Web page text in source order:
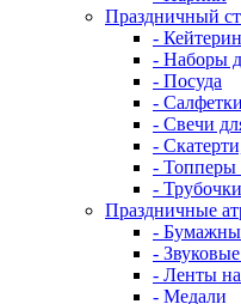
Праздничный
-
- Наборы
- Посуда
- Салфетки
- Свечи
-
-
- Трубочки
Праздничные
-
-
- Ленты
- Медали